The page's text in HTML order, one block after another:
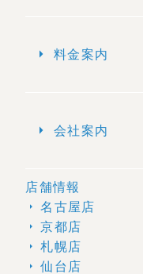
arrow_right 料金案内
arrow_right 会社案内
店舗情報
arrow_right 名古屋店
arrow_right 京都店
arrow_right 札幌店
arrow_right 仙台店